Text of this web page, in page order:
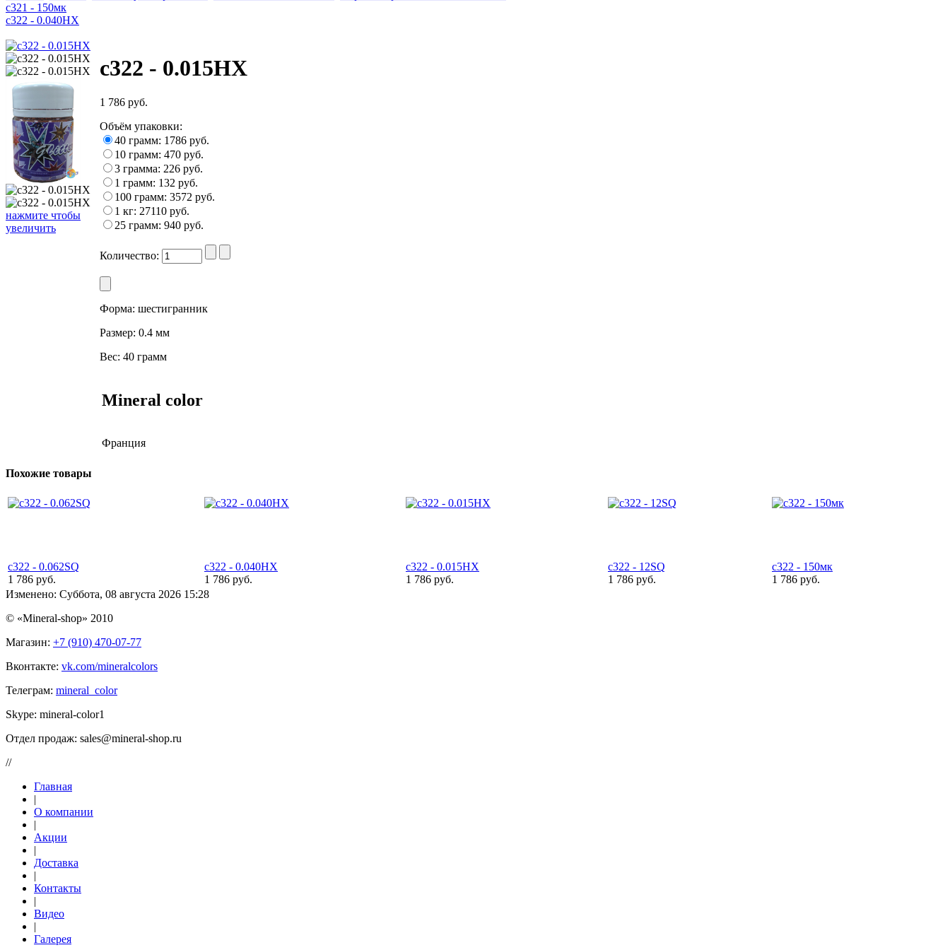
c321 - 150мк
c322 - 0.040HX
нажмите чтобы
увеличить
c322 - 0.015HX
1 786 руб.
Объём упаковки:
40 грамм: 1786 руб.
10 грамм: 470 руб.
3 грамма: 226 руб.
1 грамм: 132 руб.
100 грамм: 3572 руб.
1 кг: 27110 руб.
25 грамм: 940 руб.
Количество:
Форма: шестигранник
Размер: 0.4 мм
Вес: 40 грамм
Mineral color
Франция
Похожие товары
c322 - 0.062SQ
1 786 руб.
c322 - 0.040HX
1 786 руб.
c322 - 0.015HX
1 786 руб.
c322 - 12SQ
1 786 руб.
c322 - 150мк
1 786 руб.
Изменено: Суббота, 08 августа 2026 15:28
© «Mineral-shop» 2010
Магазин: +7 (910) 470-07-77
Вконтакте: vk.com/mineralcolors
Телеграм: mineral_color
Skype: mineral-color1
Отдел продаж: sales@mineral-shop.ru
//
Главная
|
О компании
|
Акции
|
Доставка
|
Контакты
|
Видео
|
Галерея